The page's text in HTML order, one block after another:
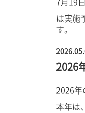
は実施
す。
2026
2026年
本年は